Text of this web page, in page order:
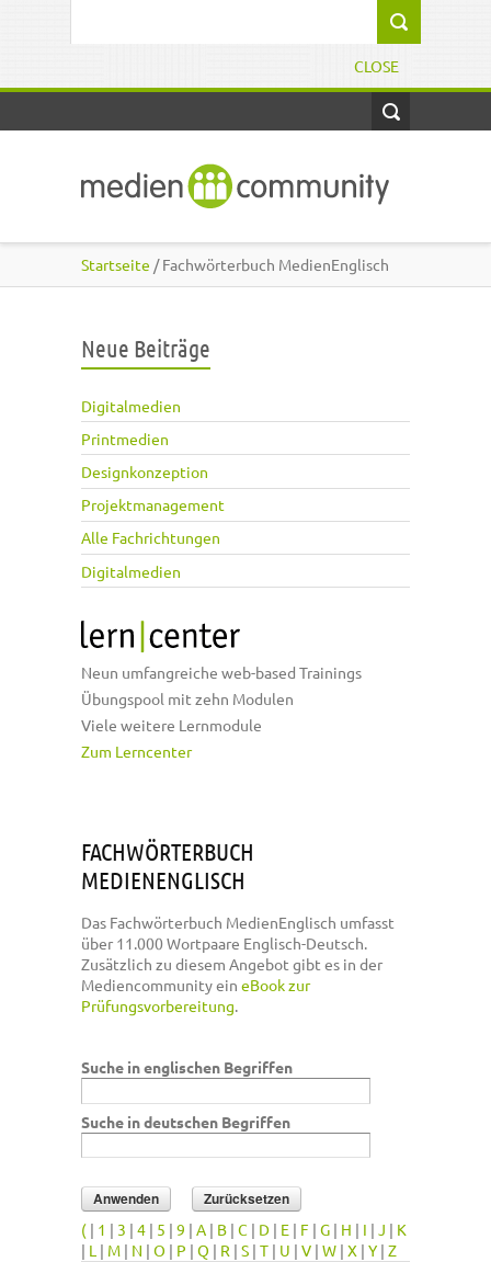
CLOSE
Startseite / Fachwörterbuch MedienEnglisch
Neue Beiträge
Digitalmedien
Printmedien
Designkonzeption
Projektmanagement
Alle Fachrichtungen
Digitalmedien
Neun umfangreiche web-based Trainings
Übungspool mit zehn Modulen
Viele weitere Lernmodule
Zum Lerncenter
FACHWÖRTERBUCH
MEDIENENGLISCH
Das Fachwörterbuch MedienEnglisch umfasst
über 11.000 Wortpaare Englisch-Deutsch.
Zusätzlich zu diesem Angebot gibt es in der
Mediencommunity ein eBook zur
Prüfungsvorbereitung.
Suche in englischen Begriffen
Suche in deutschen Begriffen
( | 1 | 3 | 4 | 5 | 9 | A | B | C | D | E | F | G | H | I | J | K
| L | M | N | O | P | Q | R | S | T | U | V | W | X | Y | Z